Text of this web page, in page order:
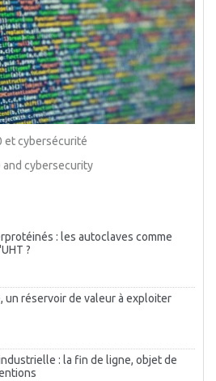
et cybersécurité
and cybersecurity
: les autoclaves comme
?
un réservoir de valeur à exploiter
: la fin de ligne, objet de